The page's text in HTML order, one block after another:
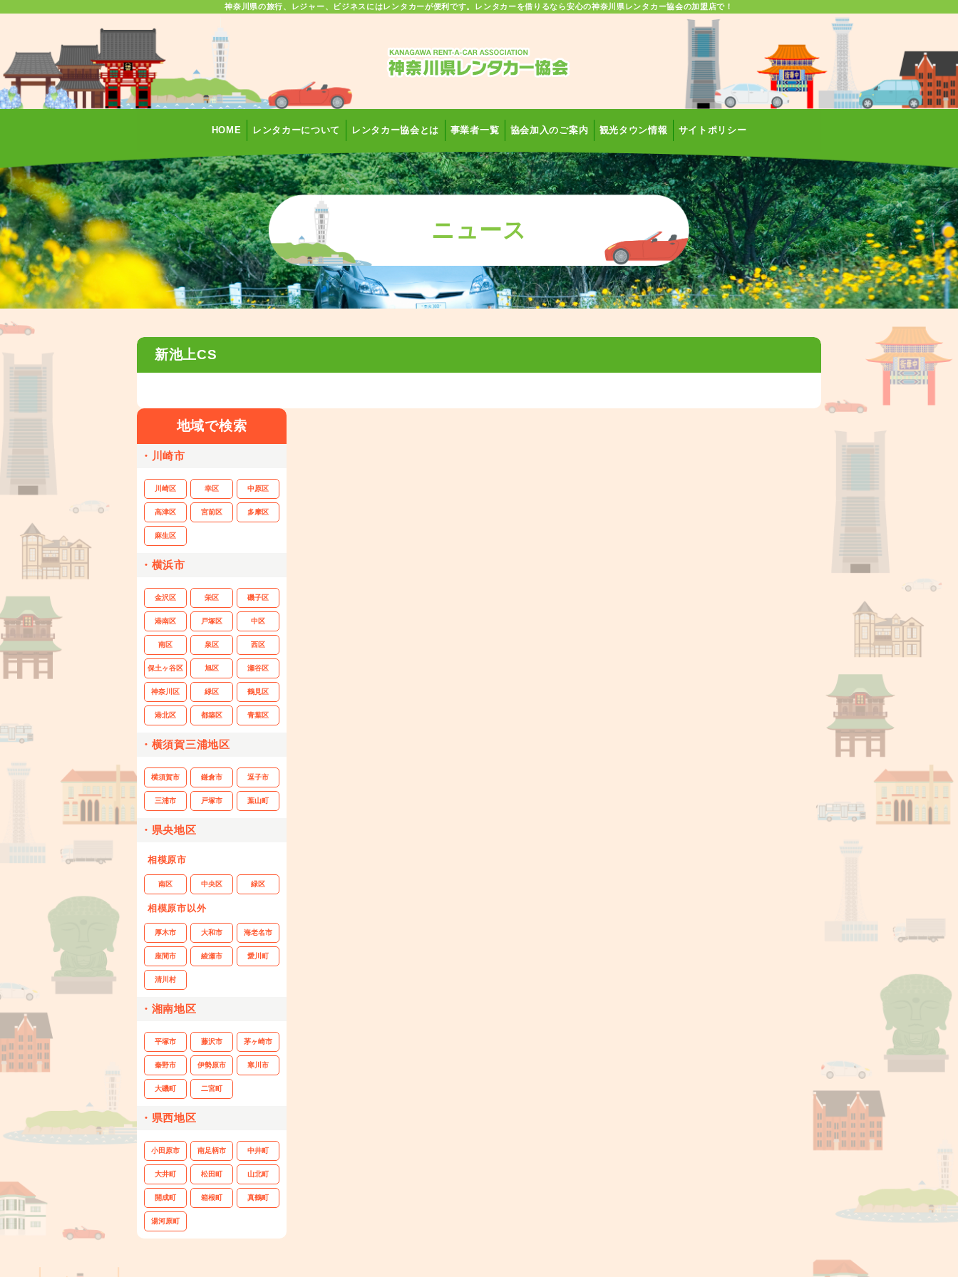
神奈川県の旅行、レジャー、ビジネスにはレンタカーが便利です。レンタカーを借りるなら安心の神奈川県レンタカー協会の加盟店で！
HOME レンタカーについて レンタカー協会とは 事業者一覧 協会加入のご案内 観光タウン情報 サイトポリシー
ニュース
新池上CS
地域で検索
・川崎市
川崎区 幸区 中原区
高津区 宮前区 多摩区
麻生区
・横浜市
金沢区 栄区 磯子区
港南区 戸塚区 中区
南区 泉区 西区
保土ヶ谷区 旭区 瀬谷区
神奈川区 緑区 鶴見区
港北区 都築区 青葉区
・横須賀三浦地区
横須賀市 鎌倉市 逗子市
三浦市 戸塚市 葉山町
・県央地区
相模原市
南区 中央区 緑区
相模原市以外
厚木市 大和市 海老名市
座間市 綾瀬市 愛川町
清川村
・湘南地区
平塚市 藤沢市 茅ヶ崎市
秦野市 伊勢原市 寒川市
大磯町 二宮町
・県西地区
小田原市 南足柄市 中井町
大井町 松田町 山北町
開成町 箱根町 真鶴町
湯河原町